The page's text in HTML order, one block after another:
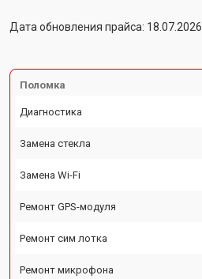
Дата обновления прайса: 18.07.2026
Поломка
Диагностика
Замена стекла
Замена Wi-Fi
Ремонт GPS-модуля
Ремонт сим лотка
Ремонт микрофона